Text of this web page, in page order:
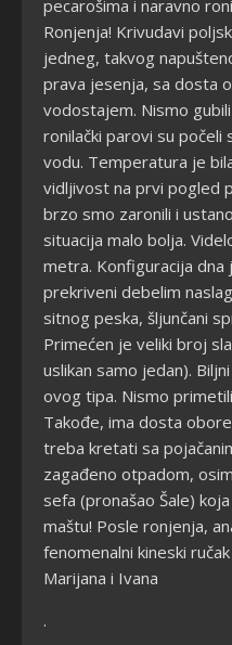
pecarošima i naravno
Ronjenja! Krivudavi
jedneg, takvog
prava jesenja, sa dosta
vodostajem. Nismo
ronilački parovi su počeli
vodu. Temperatura je
vidljivost na prvi pogled
brzo smo zaronili i
situacija malo bolja.
metra. Konfiguracija
prekriveni debelim
sitnog peska, šljunčani
Primećen je veliki broj
uslikan samo jedan).
ovog tipa. Nismo
Takođe, ima dosta
treba kretati sa
zagađeno otpadom,
sefa (pronašao Šale)
maštu! Posle ronjenja,
fenomenalni kineski
Marijana i Ivana
.